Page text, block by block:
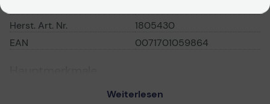
Herst. Art. Nr.
1805430
EAN
0071701059864
DYMO Rhino Coloured
Weiterlesen